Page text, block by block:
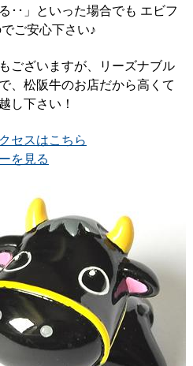
･･」といった場合でも エビフ
ご安心下さい♪
ございますが、リーズナブル
、松阪牛のお店だから高くて
し下さい！
セスはこちら
を見る